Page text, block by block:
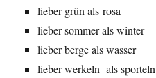
lieber grün als rosa
lieber sommer als winter
lieber berge als wasser
lieber werkeln als sporteln